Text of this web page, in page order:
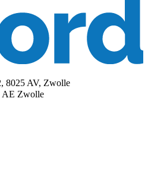
8025 AV, Zwolle
AE Zwolle